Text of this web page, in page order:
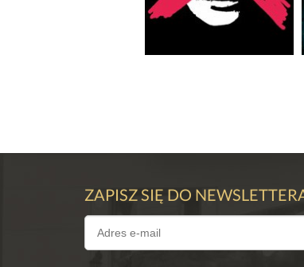
KUP BILET
ZAPISZ SIĘ DO